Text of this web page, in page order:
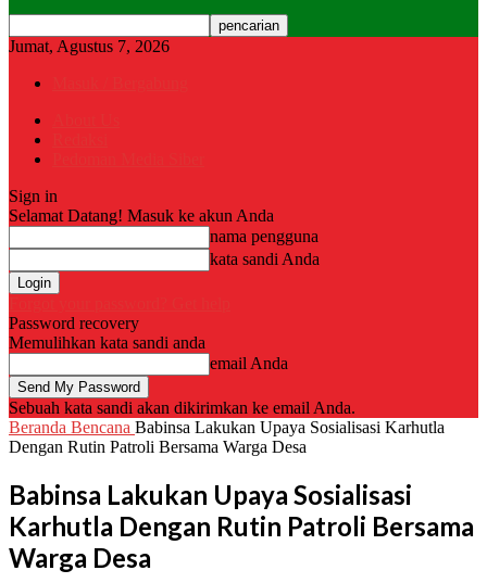
Jumat, Agustus 7, 2026
Sign in
Selamat Datang! Masuk ke akun Anda
nama pengguna
kata sandi Anda
Password recovery
Memulihkan kata sandi anda
email Anda
Sebuah kata sandi akan dikirimkan ke email Anda.
Beranda Bencana Babinsa Lakukan Upaya Sosialisasi Karhutla
Dengan Rutin Patroli Bersama Warga Desa
Babinsa Lakukan Upaya Sosialisasi
Karhutla Dengan Rutin Patroli Bersama
Warga Desa